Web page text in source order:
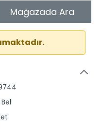
Mağazada Ara